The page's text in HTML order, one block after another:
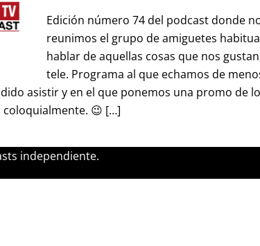
Edición número 74 del podcast donde
reunimos el grupo de amiguetes
hablar de aquellas cosas que nos
tele. Programa al que echamos de
asistir y en el que ponemos una promo de
coloquialmente. 😉 […]
independiente.